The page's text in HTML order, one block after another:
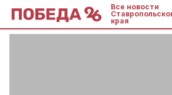
Все новости
края